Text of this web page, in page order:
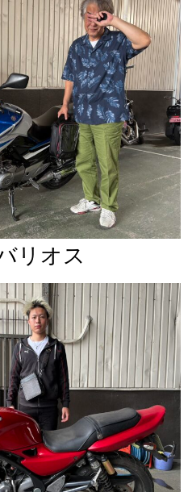
リオス